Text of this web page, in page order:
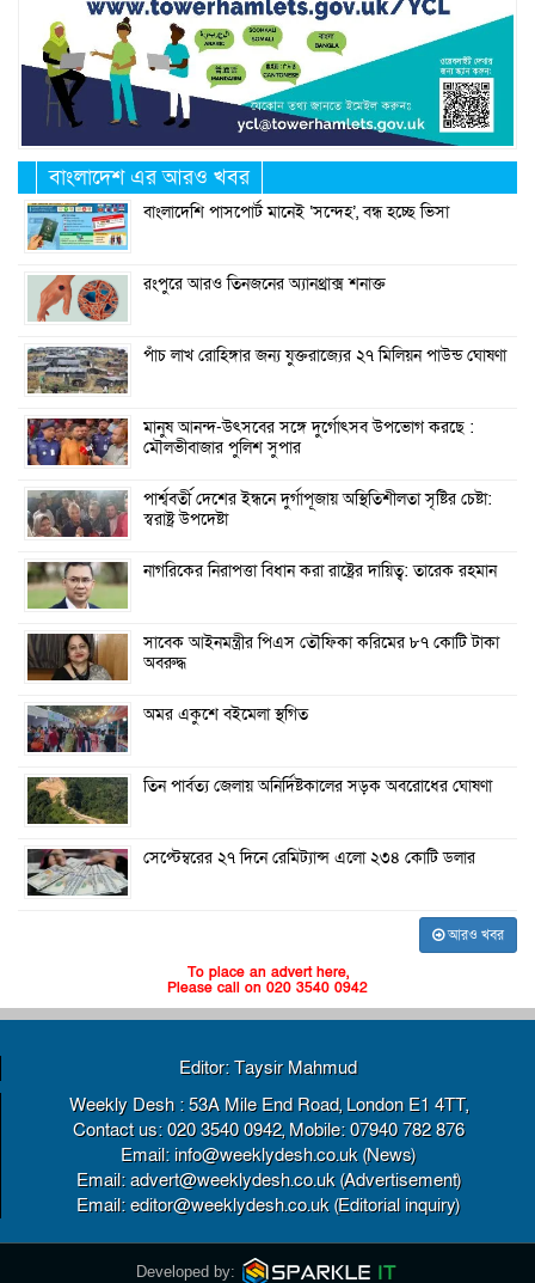
বাংলাদেশ এর আরও খবর
বাংলাদেশি পাসপোর্ট মানেই ‘সন্দেহ’, বন্ধ হচ্ছে ভিসা
রংপুরে আরও তিনজনের অ্যানথ্রাক্স শনাক্ত
পাঁচ লাখ রোহিঙ্গার জন‌্য যুক্তরা‌জ্যের ২৭ মিলিয়ন পাউন্ড ঘোষণা
মানুষ আনন্দ-উৎসবের সঙ্গে দুর্গোৎসব উপভোগ করছে :
মৌলভীবাজার পুলিশ সুপার
পার্শ্ববর্তী দেশের ইন্ধনে দুর্গাপূজায় অস্থিতিশীলতা সৃষ্টির চেষ্টা:
স্বরাষ্ট্র উপদেষ্টা
নাগরিকের নিরাপত্তা বিধান করা রাষ্ট্রের দায়িত্ব: তারেক রহমান
সাবেক আইনমন্ত্রীর পিএস তৌফিকা করিমের ৮৭ কোটি টাকা
অবরুদ্ধ
অমর একুশে বইমেলা স্থগিত
তিন পার্বত্য জেলায় অনির্দিষ্টকালের সড়ক অবরোধের ঘোষণা
সেপ্টেম্বরের ২৭ দিনে রেমিট্যান্স এলো ২৩৪ কোটি ডলার
আরও খবর
To place an advert here,
Please call on 020 3540 0942
Editor: Taysir Mahmud
Weekly Desh : 53A Mile End Road, London E1 4TT,
Contact us: 020 3540 0942, Mobile: 07940 782 876
Email: info@weeklydesh.co.uk (News)
Email: advert@weeklydesh.co.uk (Advertisement)
Email: editor@weeklydesh.co.uk (Editorial inquiry)
Developed by: